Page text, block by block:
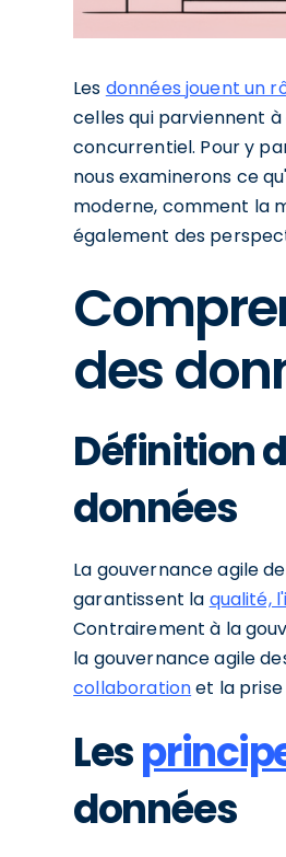
Les données jouent un
celles qui parviennent
concurrentiel. Pour y
nous examinerons ce
moderne, comment la
également des
des
Définition
données
La gouvernance agile
garantissent la qualité,
Contrairement à la
la gouvernance agile
collaborationet la prise
Les
données